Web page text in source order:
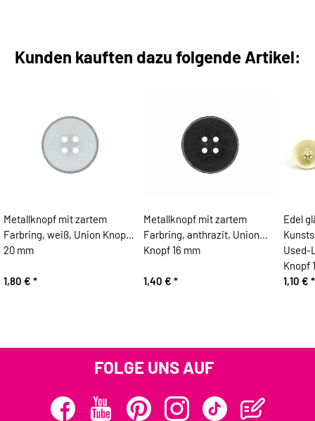
Kunden kauften dazu folgende Artikel:
Metallknopf mit zartem
Farbring, weiß, Union Knopf
20 mm
1,80 € *
Metallknopf mit zartem
Farbring, anthrazit, Union
Knopf 16 mm
1,40 € *
Edel
Used-
Knopf
1,10 € *
FOLGE UNS AUF